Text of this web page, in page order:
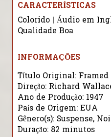
CARACTERÍSTICAS
Colorido | Áudio em
Qualidade Boa
INFORMAÇÕES
Título Original: Framed
Direção: Richard
Ano de Produção: 1947
País de Origem: EUA
Gênero(s): Suspense,
Duração: 82 minutos